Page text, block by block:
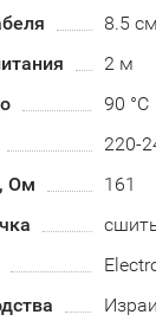
8.5 см
2 м
90 °C
220-
Ом
161